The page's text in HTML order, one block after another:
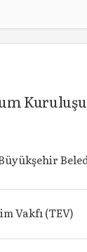
Vakfı (TEV)